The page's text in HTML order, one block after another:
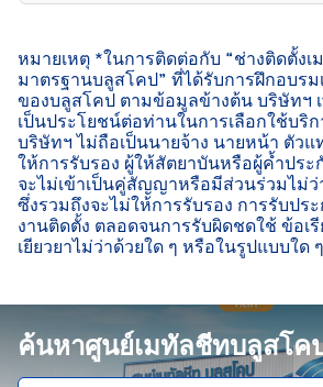
หมายเหตุ *ในการติดต่อกับ “ช่างติดตั้ง
มาตรฐานบลูสโคป” ที่ได้รับการฝึกอบร
ของบลูสโคป ตามข้อมูลข้างต้น บริษัทฯ
เป็นประโยชน์ต่อท่านในการเลือกใช้บริ
บริษัทฯ ไม่ถือเป็นนายจ้าง นายหน้า ตัว
ให้การรับรอง ผู้ให้สัตยาบันหรือผู้ค้ำปร
จะไม่เข้าเป็นคู่สัญญาหรือมีส่วนร่วมไม่ว่
ซึ่งรวมถึงจะไม่ให้การรับรอง การรับปร
งานติดตั้ง ตลอดจนการรับผิดชดใช้ ข้อเ
เยียวยาไม่ว่าด้วยใด ๆ หรือในรูปแบบใด
ค้นหาศูนย์เมทัลชีทบลูสโค